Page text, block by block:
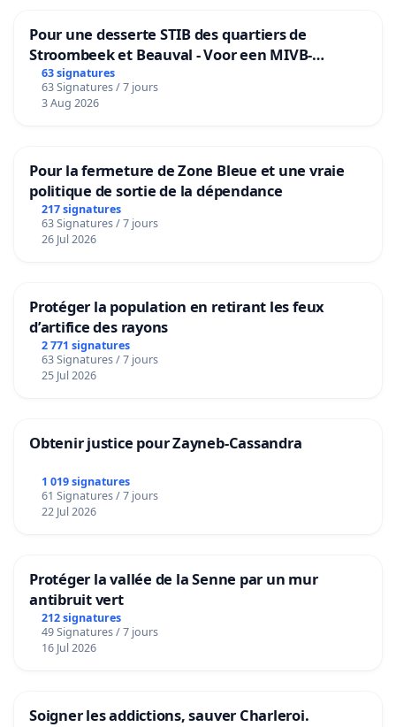
Pour une desserte STIB des quartiers de
Stroombeek et Beauval - Voor een MIVB-
bediening van de wijken Strombeek en Het
Voor
63 signatures
63 Signatures / 7 jours
3 Aug 2026
Pour la fermeture de Zone Bleue et une vraie
politique de sortie de la dépendance
217 signatures
63 Signatures / 7 jours
26 Jul 2026
Protéger la population en retirant les feux
d’artifice des rayons
2 771 signatures
63 Signatures / 7 jours
25 Jul 2026
Obtenir justice pour Zayneb-Cassandra
1 019 signatures
61 Signatures / 7 jours
22 Jul 2026
Protéger la vallée de la Senne par un mur
antibruit vert
212 signatures
49 Signatures / 7 jours
16 Jul 2026
Soigner les addictions, sauver Charleroi.